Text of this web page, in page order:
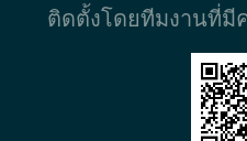
ติดตั้งโดยทีมงานที่มี